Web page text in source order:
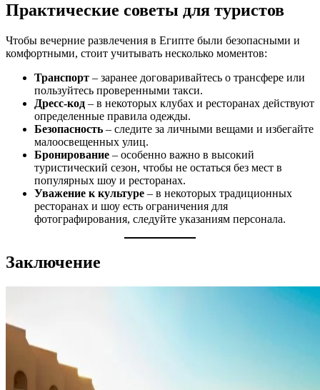
Практические советы для туристов
Чтобы вечерние развлечения в Египте были безопасными и
комфортными, стоит учитывать несколько моментов:
Транспорт – заранее договаривайтесь о трансфере или
пользуйтесь проверенными такси.
Дресс-код – в некоторых клубах и ресторанах действуют
определенные правила одежды.
Безопасность – следите за личными вещами и избегайте
малоосвещенных улиц.
Бронирование – особенно важно в высокий
туристический сезон, чтобы не остаться без мест в
популярных шоу и ресторанах.
Уважение к культуре – в некоторых традиционных
ресторанах и шоу есть ограничения для
фотографирования, следуйте указаниям персонала.
Заключение